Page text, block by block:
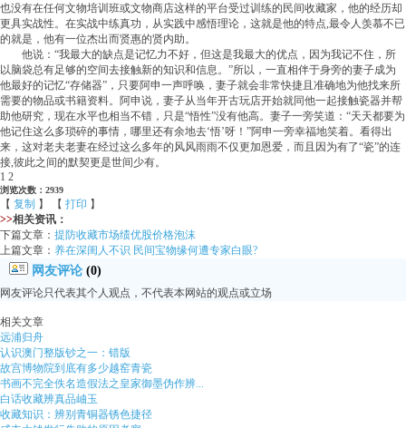
也没有在任何文物培训班或文物商店这样的平台受过训练的民间收藏家，他的经历却
更具实战性。在实战中练真功，从实践中感悟理论，这就是他的特点,最令人羡慕不已
的就是，他有一位杰出而贤惠的贤内助。
他说：“我最大的缺点是记忆力不好，但这是我最大的优点，因为我记不住，所
以脑袋总有足够的空间去接触新的知识和信息。”所以，一直相伴于身旁的妻子成为
他最好的记忆“存储器”，只要阿申一声呼唤，妻子就会非常快捷且准确地为他找来所
需要的物品或书籍资料。阿申说，妻子从当年开古玩店开始就同他一起接触瓷器并帮
助他研究，现在水平也相当不错，只是“悟性”没有他高。妻子一旁笑道：“天天都要为
他记住这么多琐碎的事情，哪里还有余地去‘悟’呀！”阿申一旁幸福地笑着。看得出
来，这对老夫老妻在经过这么多年的风风雨雨不仅更加恩爱，而且因为有了“瓷”的连
接,彼此之间的默契更是世间少有。
1 2
浏览次数：2939
【 复制 】 【 打印 】
>>相关资讯：
下篇文章： 提防收藏市场绩优股价格泡沫
上篇文章： 养在深闺人不识 民间宝物缘何遭专家白眼?
网友评论 (0)
网友评论只代表其个人观点，不代表本网站的观点或立场
相关文章
远浦归舟
认识澳门整版钞之一：错版
故宫博物院到底有多少越窑青瓷
书画不完全佚名造假法之皇家御墨伪作辨...
白话收藏辨真品岫玉
收藏知识：辨别青铜器锈色捷径